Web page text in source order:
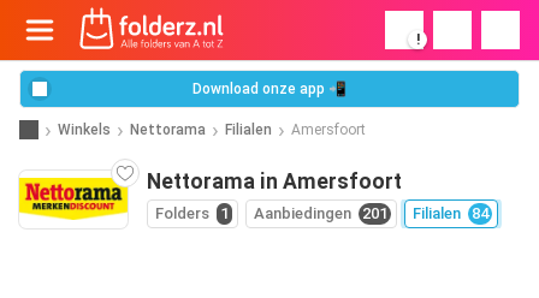
!
Download onze app 📲
Winkels Nettorama Filialen Amersfoort
Nettorama in Amersfoort
Folders 1 Aanbiedingen 201 Filialen 84